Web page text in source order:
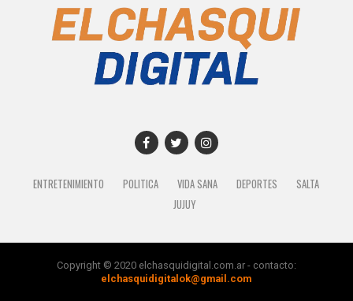
ENTRETENIMIENTO POLITICA VIDA SANA DEPORTES
SALTA
JUJUY
Copyright © 2020 elchasquidigital.com.ar - contacto:
elchasquidigitalok@gmail.com